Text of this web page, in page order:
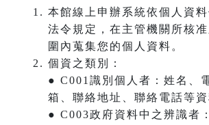
本館線上申辦系統依個人資
法令規定，在主管機關所核
圍內蒐集您的個人資料。
個資之類別：
● C001識別個人者：姓名、
箱、聯絡地址、聯絡電話等資
● C003政府資料中之辨識者